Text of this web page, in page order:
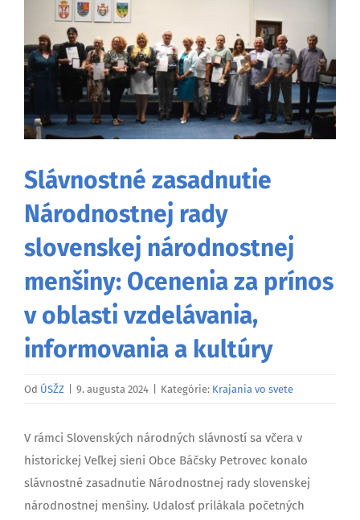
obrázok
Slávnostné zasadnutie
Národnostnej rady
slovenskej národnostnej
menšiny: Ocenenia za prínos
v oblasti vzdelávania,
informovania a kultúry
Od ÚSŽZ 9. augusta 2024 Kategórie: Krajania vo svete
V rámci Slovenských národných slávností sa včera v
historickej Veľkej sieni Obce Báčsky Petrovec konalo
slávnostné zasadnutie Národnostnej rady slovenskej
národnostnej menšiny. Udalosť prilákala početných